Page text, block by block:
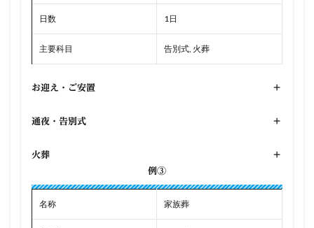
日数 1日
主要科目 告別式, 火葬
お迎え・ご安置 +
通夜・告別式 +
火葬
+
例③
名称 家族葬